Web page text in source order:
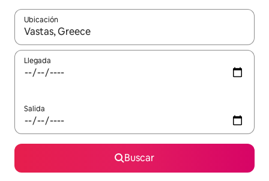
Ubicación
Cuando los resultados estén disponibles, podrás navegar
Llegada
Salida
Buscar